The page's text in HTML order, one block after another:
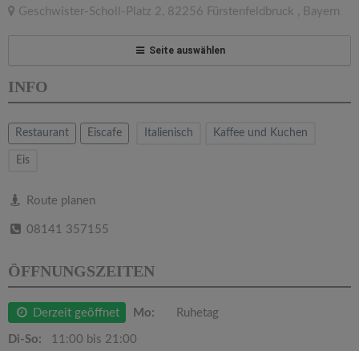
Geschwister-Scholl-Platz 2, 82256 Fürstenfeldbruck , Bayern
Seite auswählen
INFO
Restaurant Eiscafe Italienisch Kaffee und Kuchen
Eis
Route planen
08141 357155
ÖFFNUNGSZEITEN
Derzeit geöffnet Mo: Ruhetag
Di-So: 11:00 bis 21:00
e
a
v
g
a
t